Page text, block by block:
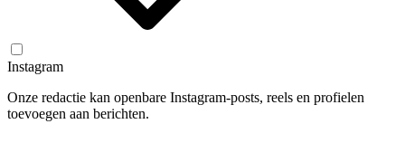
Instagram
Onze redactie kan openbare Instagram-posts, reels en profielen
toevoegen aan berichten.